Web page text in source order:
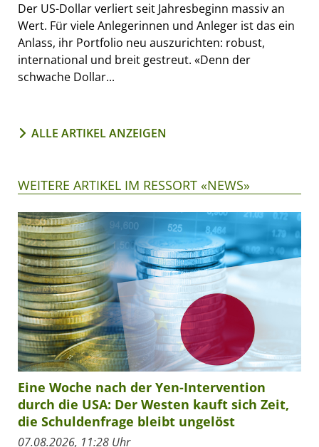
Der US-Dollar verliert seit Jahresbeginn massiv an
Wert. Für viele Anlegerinnen und Anleger ist das ein
Anlass, ihr Portfolio neu auszurichten: robust,
international und breit gestreut. «Denn der
schwache Dollar...
ALLE ARTIKEL ANZEIGEN
WEITERE ARTIKEL IM RESSORT «NEWS»
Eine Woche nach der Yen-Intervention
durch die USA: Der Westen kauft sich Zeit,
die Schuldenfrage bleibt ungelöst
07.08.2026, 11:28 Uhr